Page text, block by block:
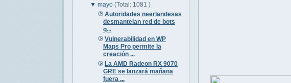
▼mayo(Total: 1081 )
Autoridades neerlandesas
desmantelan red de bots
q...
Vulnerabilidad en WP
Maps Pro permite la
creación ...
La AMD Radeon RX 9070
GRE se lanzará mañana
fuera ...